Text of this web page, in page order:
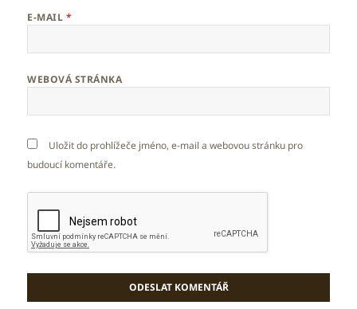
E-MAIL *
WEBOVÁ STRÁNKA
Uložit do prohlížeče jméno, e-mail a webovou stránku pro
budoucí komentáře.